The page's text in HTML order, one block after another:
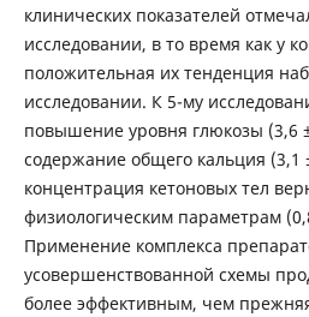
клинических показателей
исследовании, в то время как у
положительная их тенденция
исследовании. К 5-му
повышение уровня глюкозы (3,6
содержание общего кальция (3,1
концентрация кетоновых тел
физиологическим параметрам
Применение комплекса
усовершенствованной схемы
более эффективным, чем